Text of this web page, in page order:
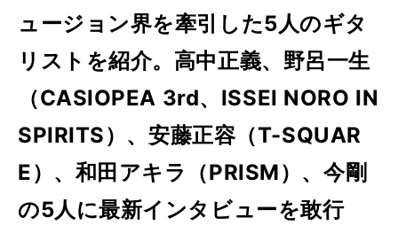
ュージョン界を牽引した5人のギタ
リストを紹介。高中正義、野呂一生
（CASIOPEA 3rd、ISSEI NORO IN
SPIRITS）、安藤正容（T-SQUAR
E）、和田アキラ（PRISM）、今剛
の5人に最新インタビューを敢行